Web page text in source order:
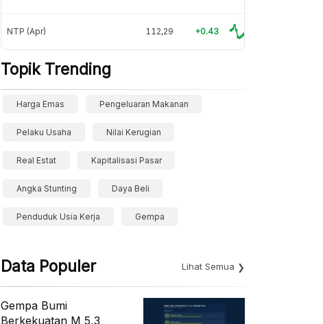
NTP (Apr) 112,29 +0.43
Topik Trending
Harga Emas Pengeluaran Makanan
Pelaku Usaha Nilai Kerugian
Real Estat Kapitalisasi Pasar
Angka Stunting Daya Beli
Penduduk Usia Kerja Gempa
Data Populer Lihat Semua
Gempa Bumi
Berkekuatan M 5,3